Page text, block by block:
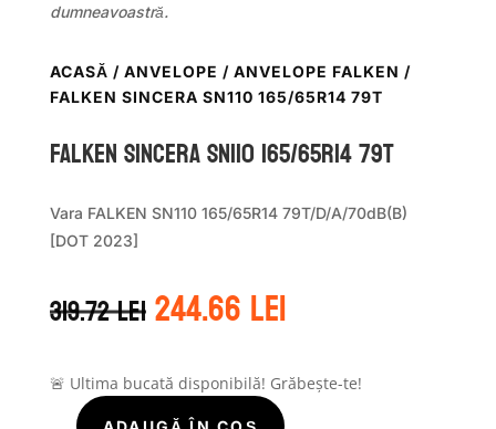
dumneavoastră.
ACASĂ / ANVELOPE / ANVELOPE FALKEN /
FALKEN SINCERA SN110 165/65R14 79T
Falken SINCERA SN110 165/65R14 79T
Vara FALKEN SN110 165/65R14 79T/D/A/70dB(B)
[DOT 2023]
319.72leiPrețul
inițial
fost:
319.72 lei.
244.66leiPrețul
curent
244.66 lei.
🚨 Ultima bucată disponibilă! Grăbește-te!